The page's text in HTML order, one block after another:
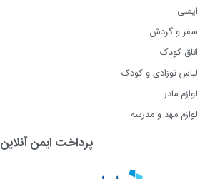
ایمنی
سفر و گردش
اتاق کودک
لباس نوزادی و کودک
لوازم مادر
لوازم مهد و مدرسه
پرداخت ایمن آنلاین